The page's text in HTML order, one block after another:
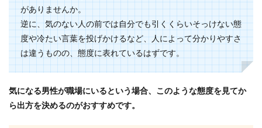
サージュを付ける方が多いですよね。コサージュ
には「お祝い...
がありませんか。
逆に、気のない人の前では自分でも引くくらいそっけない態
度や冷たい言葉を投げかけるなど、人によって分かりやすさ
は違うものの、態度に表れているはずです。
気になる男性が職場にいるという場合、このような態度を見てか
ら出方を決めるのがおすすめです。